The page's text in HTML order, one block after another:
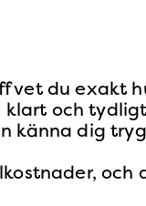
du exakt
och
känna dig
och